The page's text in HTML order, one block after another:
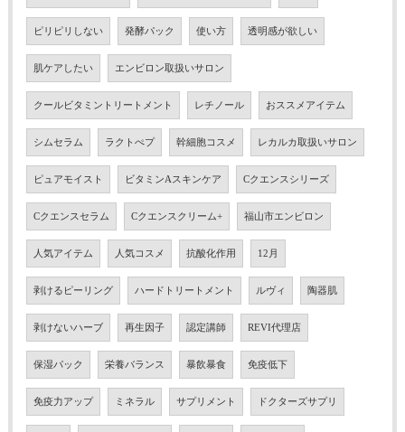
ピリピリしない 発酵パック 使い方 透明感が欲しい
肌ケアしたい エンビロン取扱いサロン
クールビタミントリートメント レチノール おススメアイテム
シムセラム ラクトぺプ 幹細胞コスメ レカルカ取扱いサロン
ピュアモイスト ビタミンAスキンケア Cクエンスシリーズ
Cクエンスセラム Cクエンスクリーム+ 福山市エンビロン
人気アイテム 人気コスメ 抗酸化作用 12月
剥けるピーリング ハードトリートメント ルヴィ 陶器肌
剥けないハーブ 再生因子 認定講師 REVI代理店
保湿パック 栄養バランス 暴飲暴食 免疫低下
免疫力アップ ミネラル サプリメント ドクターズサプリ